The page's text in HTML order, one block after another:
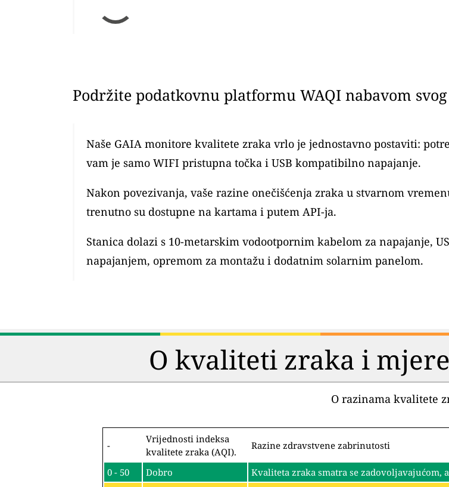
Podržite podatkovnu platformu WAQI nabavom
Naše GAIA monitore kvalitete zraka vrlo je jednostavno postaviti:
vam je samo WIFI pristupna točka i USB kompatibilno napajanje.
Nakon povezivanja, vaše razine onečišćenja zraka u stvarnom
trenutno su dostupne na kartama i putem API-ja.
Stanica dolazi s 10-metarskim vodootpornim kabelom za napajanje,
napajanjem, opremom za montažu i dodatnim solarnim panelom.
O kvaliteti zraka i
O razinama kvalitete
-
Vrijednosti indeksa
kvalitete zraka (AQI).
Razine zdravstvene zabrinutosti
0 - 50 Dobro Kvaliteta zraka smatra se